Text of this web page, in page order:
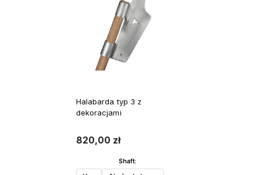
Halabarda typ 3 z
dekoracjami
820,00 zł
Shaft: